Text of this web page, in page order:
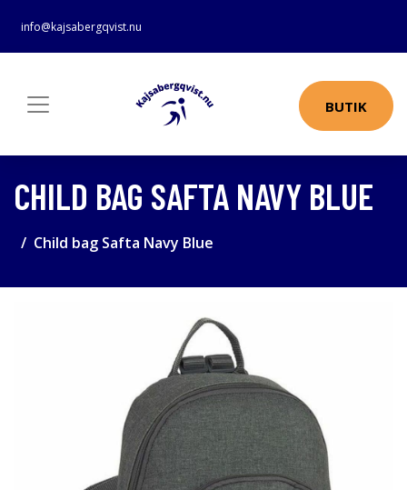
info@kajsabergqvist.nu
BUTIK
CHILD BAG SAFTA NAVY BLUE
Child bag Safta Navy Blue